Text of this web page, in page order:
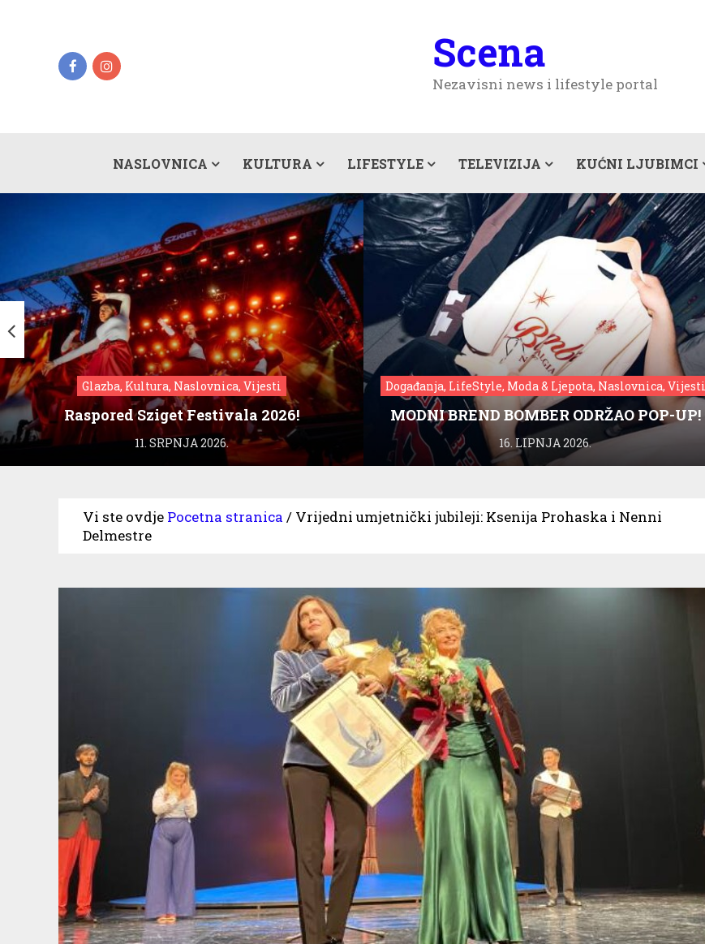
Scena
Nezavisni news i lifestyle portal
NASLOVNICA KULTURA LIFESTYLE TELEVIZIJA KUĆNI LJUBIMCI
Glazba, Kultura, Naslovnica, Vijesti
Raspored Sziget Festivala 2026!
11. SRPNJA 2026.
Događanja, LifeStyle, Moda & Ljepota, Naslovnica, Vijesti
MODNI BREND BOMBER ODRŽAO POP-UP!
16. LIPNJA 2026.
Vi ste ovdje Pocetna stranica / Vrijedni umjetnički jubileji: Ksenija Prohaska i Nenni
Delmestre